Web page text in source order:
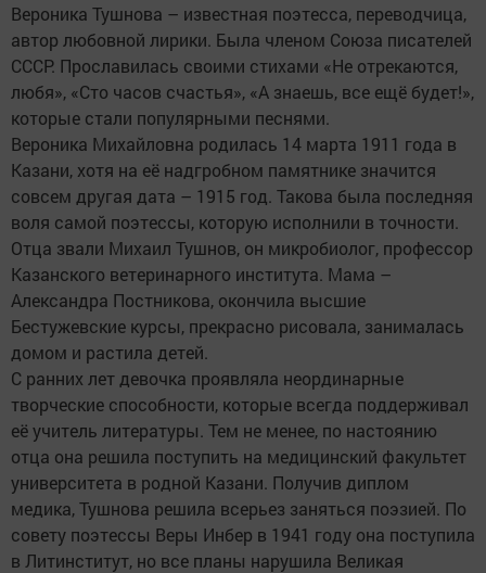
Вероника Тушнова – известная поэтесса, переводчица,
автор любовной лирики. Была членом Союза писателей
СССР. Прославилась своими стихами «Не отрекаются,
любя», «Сто часов счастья», «А знаешь, все ещё будет!»,
которые стали популярными песнями.
Вероника Михайловна родилась 14 марта 1911 года в
Казани, хотя на её надгробном памятнике значится
совсем другая дата – 1915 год. Такова была последняя
воля самой поэтессы, которую исполнили в точности.
Отца звали Михаил Тушнов, он микробиолог, профессор
Казанского ветеринарного института. Мама –
Александра Постникова, окончила высшие
Бестужевские курсы, прекрасно рисовала, занималась
домом и растила детей.
С ранних лет девочка проявляла неординарные
творческие способности, которые всегда поддерживал
её учитель литературы. Тем не менее, по настоянию
отца она решила поступить на медицинский факультет
университета в родной Казани. Получив диплом
медика, Тушнова решила всерьез заняться поэзией. По
совету поэтессы Веры Инбер в 1941 году она поступила
в Литинститут, но все планы нарушила Великая